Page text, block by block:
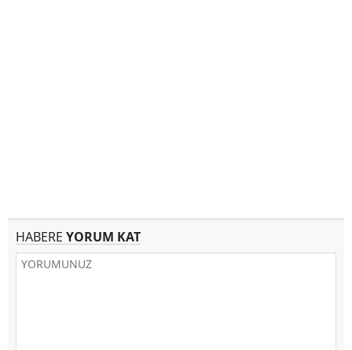
HABERE YORUM KAT